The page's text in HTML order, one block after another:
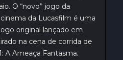
O “novo” jogo da
da Lucasfilm é uma
original lançado em
na cena de corrida de
A Ameaça Fantasma.